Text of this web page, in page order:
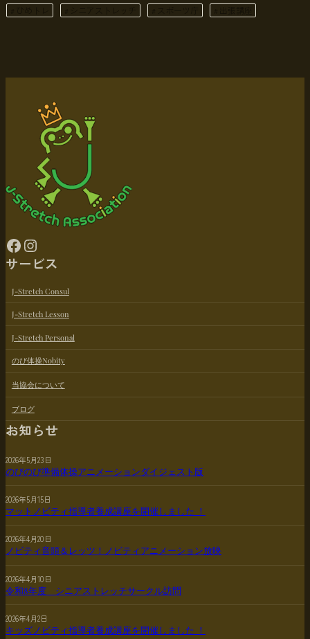
Facebook Instagram
サービス
J-Stretch Consul
J-Stretch Lesson
J-Stretch Personal
のび体操Nobity
当協会について
ブログ
お知らせ
2026年5月23日
のびのび準備体操アニメーションダイジェスト版
2026年5月15日
マットノビティ指導者養成講座を開催しました ！
2026年4月20日
ノビティ音頭＆レッツ！ノビティアニメーション放映
2026年4月10日
令和8年度 シニアストレッチサークル訪問
2026年4月2日
キッズノビティ指導者養成講座を開催しました ！